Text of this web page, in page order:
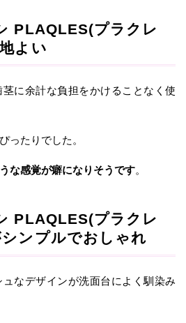
PLAQLES(プラクレ
よい
に余計な負担をかけることなく使
ったりでした。
な感覚が癖になりそうです。
PLAQLES(プラクレ
ンプルでおしゃれ
なデザインが洗面台によく馴染み